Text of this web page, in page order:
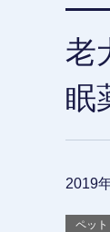
老
眠
2019
ペット